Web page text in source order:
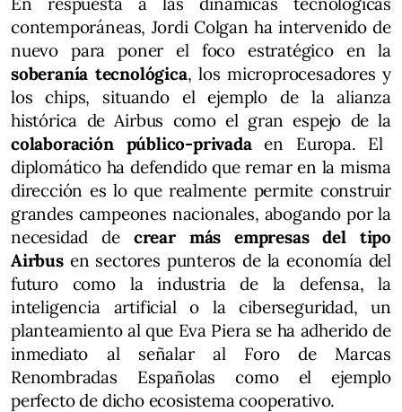
contemporáneas, Jordi Colgan ha intervenido de
nuevo para poner el foco estratégico en la
soberanía tecnológica, los microprocesadores y
los chips, situando el ejemplo de la alianza
histórica de Airbus como el gran espejo de la
colaboración público-privadaen Europa. El
diplomático ha defendido que remar en la misma
dirección es lo que realmente permite construir
grandes campeones nacionales, abogando por la
necesidad de crear más empresas del tipo
Airbus en sectores punteros de la economía del
futuro como la industria de la defensa, la
inteligencia artificial o la ciberseguridad, un
planteamiento al que Eva Piera se ha adherido de
inmediato al señalar al Foro de Marcas
Renombradas Españolas como el ejemplo
perfecto de dicho ecosistema cooperativo.